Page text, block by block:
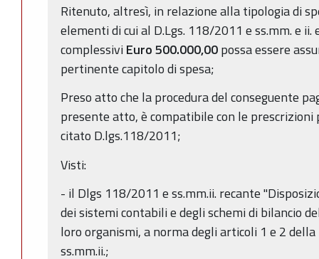
Ritenuto, altresì, in relazione alla tipologia di
elementi di cui al D.Lgs. 118/2011 e ss.mm. e ii.
complessiviEuro 500.000,00possa essere
pertinente capitolo di spesa;
Preso atto che la procedura del conseguente
presente atto, è compatibile con le
citato D.lgs.118/2011;
Visti:
- il Dlgs 118/2011 e ss.mm.ii. recante
dei sistemi contabili e degli schemi di bilancio
loro organismi, a norma degli articoli 1 e 2
ss.mm.ii.;